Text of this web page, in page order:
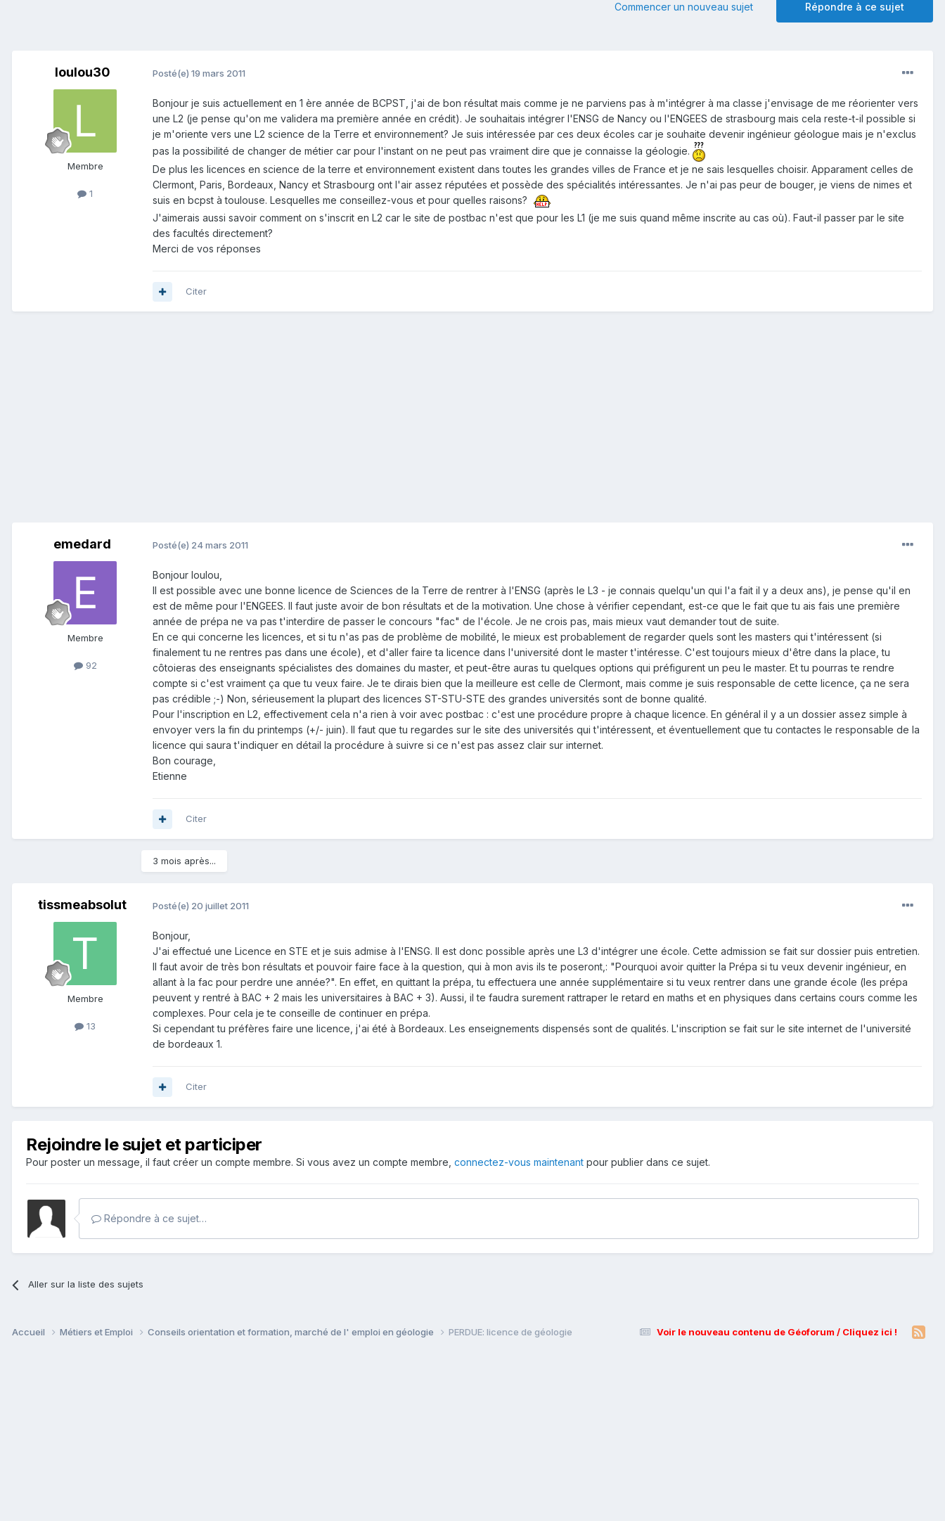
Répondre à ce sujet
Commencer un nouveau sujet
loulou30
Membre
1
Posté(e) 19 mars 2011
Bonjour je suis actuellement en 1 ère année de BCPST, j'ai de bon résultat mais comme je ne parviens pas à m'intégrer à ma classe j'envisage de me réorienter vers
une L2 (je pense qu'on me validera ma première année en crédit). Je souhaitais intégrer l'ENSG de Nancy ou l'ENGEES de strasbourg mais cela reste-t-il possible si
je m'oriente vers une L2 science de la Terre et environnement? Je suis intéressée par ces deux écoles car je souhaite devenir ingénieur géologue mais je n'exclus
pas la possibilité de changer de métier car pour l'instant on ne peut pas vraiment dire que je connaisse la géologie.
De plus les licences en science de la terre et environnement existent dans toutes les grandes villes de France et je ne sais lesquelles choisir. Apparament celles de
Clermont, Paris, Bordeaux, Nancy et Strasbourg ont l'air assez réputées et possède des spécialités intéressantes. Je n'ai pas peur de bouger, je viens de nimes et
suis en bcpst à toulouse. Lesquelles me conseillez-vous et pour quelles raisons?
J'aimerais aussi savoir comment on s'inscrit en L2 car le site de postbac n'est que pour les L1 (je me suis quand même inscrite au cas où). Faut-il passer par le site
des facultés directement?
Merci de vos réponses
Citer
emedard
Membre
92
Posté(e) 24 mars 2011
Bonjour loulou,
Il est possible avec une bonne licence de Sciences de la Terre de rentrer à l'ENSG (après le L3 - je connais quelqu'un qui l'a fait il y a deux ans), je pense qu'il en
est de même pour l'ENGEES. Il faut juste avoir de bon résultats et de la motivation. Une chose à vérifier cependant, est-ce que le fait que tu ais fais une première
année de prépa ne va pas t'interdire de passer le concours "fac" de l'école. Je ne crois pas, mais mieux vaut demander tout de suite.
En ce qui concerne les licences, et si tu n'as pas de problème de mobilité, le mieux est probablement de regarder quels sont les masters qui t'intéressent (si
finalement tu ne rentres pas dans une école), et d'aller faire ta licence dans l'université dont le master t'intéresse. C'est toujours mieux d'être dans la place, tu
côtoieras des enseignants spécialistes des domaines du master, et peut-être auras tu quelques options qui préfigurent un peu le master. Et tu pourras te rendre
compte si c'est vraiment ça que tu veux faire. Je te dirais bien que la meilleure est celle de Clermont, mais comme je suis responsable de cette licence, ça ne sera
pas crédible ;-) Non, sérieusement la plupart des licences ST-STU-STE des grandes universités sont de bonne qualité.
Pour l'inscription en L2, effectivement cela n'a rien à voir avec postbac : c'est une procédure propre à chaque licence. En général il y a un dossier assez simple à
envoyer vers la fin du printemps (+/- juin). Il faut que tu regardes sur le site des universités qui t'intéressent, et éventuellement que tu contactes le responsable de la
licence qui saura t'indiquer en détail la procédure à suivre si ce n'est pas assez clair sur internet.
Bon courage,
Etienne
Citer
3 mois après...
tissmeabsolut
Membre
13
Posté(e) 20 juillet 2011
Bonjour,
J'ai effectué une Licence en STE et je suis admise à l'ENSG. Il est donc possible après une L3 d'intégrer une école. Cette admission se fait sur dossier puis entretien.
Il faut avoir de très bon résultats et pouvoir faire face à la question, qui à mon avis ils te poseront,: "Pourquoi avoir quitter la Prépa si tu veux devenir ingénieur, en
allant à la fac pour perdre une année?". En effet, en quittant la prépa, tu effectuera une année supplémentaire si tu veux rentrer dans une grande école (les prépa
peuvent y rentré à BAC + 2 mais les universitaires à BAC + 3). Aussi, il te faudra surement rattraper le retard en maths et en physiques dans certains cours comme les
complexes. Pour cela je te conseille de continuer en prépa.
Si cependant tu préfères faire une licence, j'ai été à Bordeaux. Les enseignements dispensés sont de qualités. L'inscription se fait sur le site internet de l'université
de bordeaux 1.
Citer
Rejoindre le sujet et participer
Pour poster un message, il faut créer un compte membre. Si vous avez un compte membre, connectez-vous maintenant pour publier dans ce sujet.
Répondre à ce sujet…
Aller sur la liste des sujets
Voir le nouveau contenu de Géoforum / Cliquez ici !
Accueil Métiers et Emploi Conseils orientation et formation, marché de l' emploi en géologie PERDUE: licence de géologie